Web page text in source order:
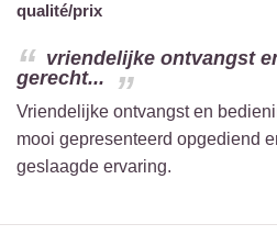
qualité/prix
vriendelijke ontvangst
gerecht...
Vriendelijke ontvangst en
mooi gepresenteerd opgediend
geslaagde ervaring.